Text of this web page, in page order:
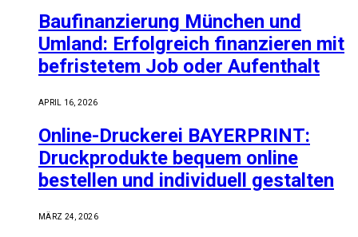
Baufinanzierung München und
Umland: Erfolgreich finanzieren mit
befristetem Job oder Aufenthalt
APRIL 16, 2026
Online-Druckerei BAYERPRINT:
Druckprodukte bequem online
bestellen und individuell gestalten
MÄRZ 24, 2026